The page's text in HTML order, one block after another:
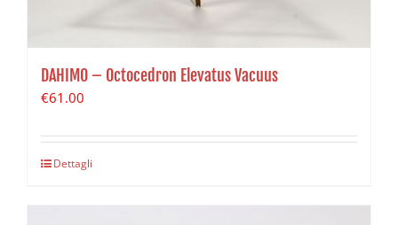
DAHIMO – Octocedron Elevatus Vacuus
€61.00
Dettagli